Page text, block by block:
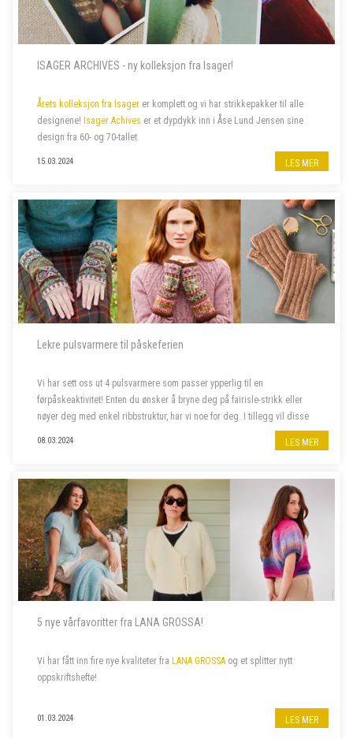
ISAGER ARCHIVES - ny kolleksjon fra Isager!
Årets kolleksjon fra Isager er komplett og vi har strikkepakker til alle
designene! Isager Achives er et dypdykk inn i Åse Lund Jensen sine
design fra 60- og 70-tallet.
15.03.2024 LES MER
Lekre pulsvarmere til påskeferien
Vi har sett oss ut 4 pulsvarmere som passer ypperlig til en
førpåskeaktivitet! Enten du ønsker å bryne deg på fairisle-strikk eller
nøyer deg med enkel ribbstruktur, har vi noe for deg. I tillegg vil disse
08.03.2024 LES MER
5 nye vårfavoritter fra LANA GROSSA!
Vi har fått inn fire nye kvaliteter fra LANA GROSSA og et splitter nytt
oppskriftshefte!
01.03.2024 LES MER